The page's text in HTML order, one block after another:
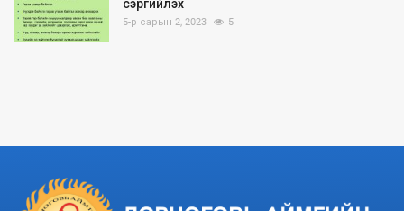
сэргийлэх
5-р сарын 2, 2023 5